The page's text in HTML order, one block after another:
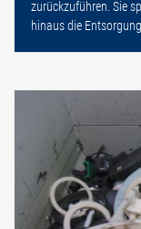
zurückzuführen. Sie
hinaus die